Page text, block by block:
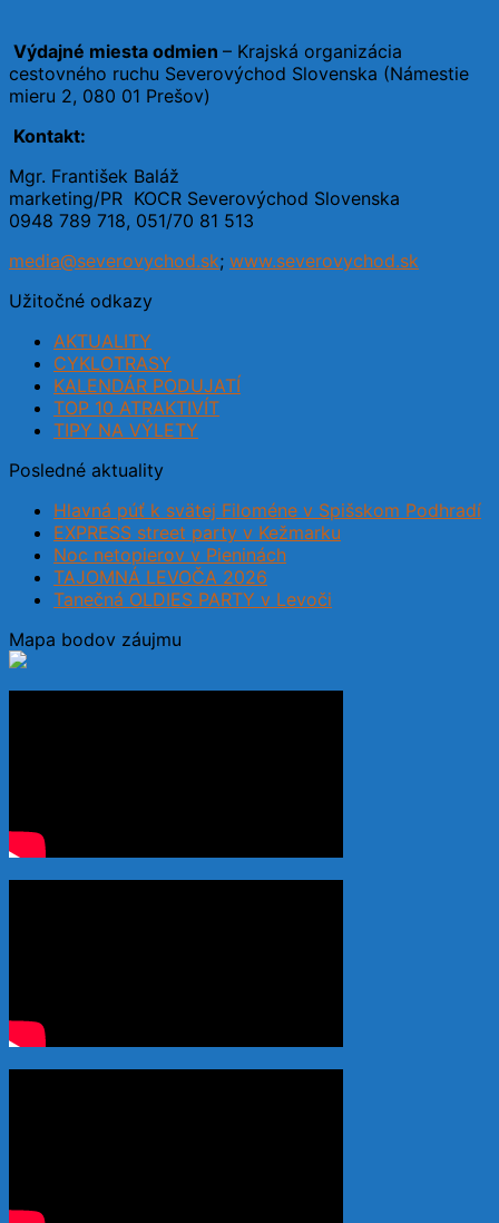
Výdajné miesta odmien – Krajská organizácia
cestovného ruchu Severovýchod Slovenska (Námestie
mieru 2, 080 01 Prešov)
Kontakt:
Mgr. František Baláž
marketing/PR KOCR Severovýchod Slovenska
0948 789 718, 051/70 81 513
media@severovychod.sk; www.severovychod.sk
Užitočné odkazy
AKTUALITY
CYKLOTRASY
KALENDÁR PODUJATÍ
TOP 10 ATRAKTIVÍT
TIPY NA VÝLETY
Posledné aktuality
Hlavná púť k svätej Filoméne v Spišskom Podhradí
EXPRESS street party v Kežmarku
Noc netopierov v Pieninách
TAJOMNÁ LEVOČA 2026
Tanečná OLDIES PARTY v Levoči
Mapa bodov záujmu